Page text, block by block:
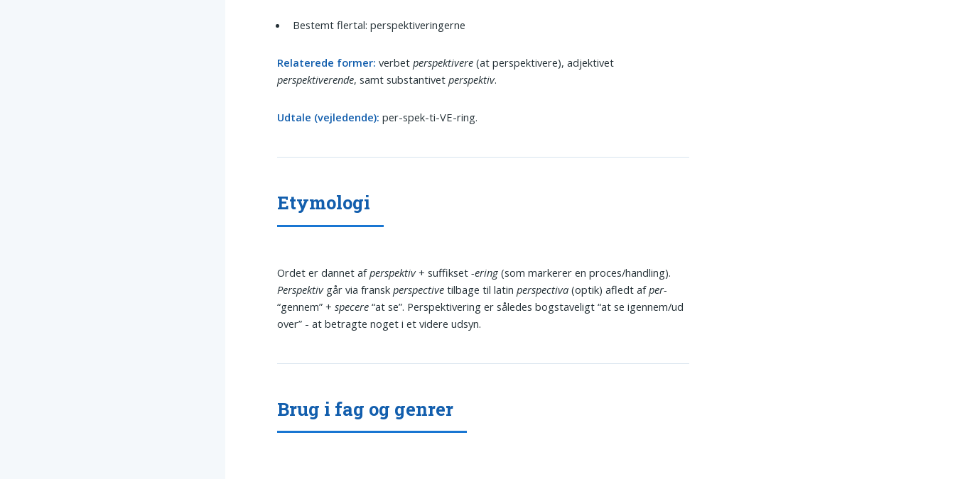
Bestemt flertal: perspektiveringerne
Relaterede former: verbetperspektivere (at perspektivere), adjektivet
perspektiverende, samt substantivetperspektiv.
Udtale (vejledende): per-spek-ti-VE-ring.
Etymologi
Ordet er dannet afperspektiv+ suffikset-ering (som markerer en proces/handling).
Perspektivgår via franskperspective tilbage til latinperspectiva (optik) afledt afper-
“gennem” +specere “at se”. Perspektivering er således bogstaveligt “at se igennem/ud
over” - at betragte noget i et videre udsyn.
Brug i fag og genrer